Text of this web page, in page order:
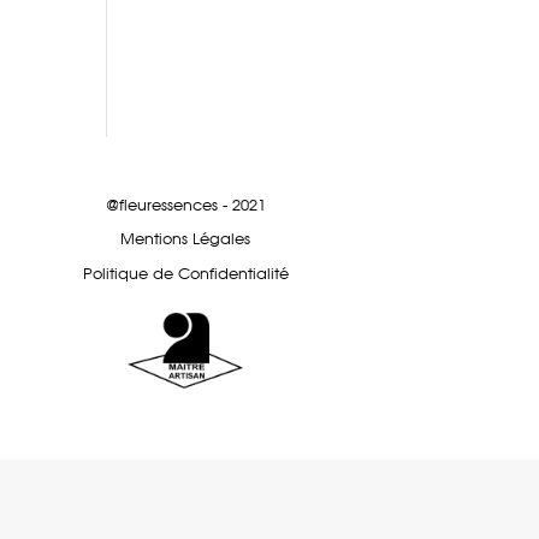
@fleuressences - 2021
Mentions Légales
Politique de Confidentialité